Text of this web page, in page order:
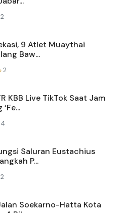
2
9 Atlet Muaythai
Baw...
2
KBB Live TikTok Saat Jam
4
Saluran Eustachius
P...
2
Soekarno-Hatta Kota